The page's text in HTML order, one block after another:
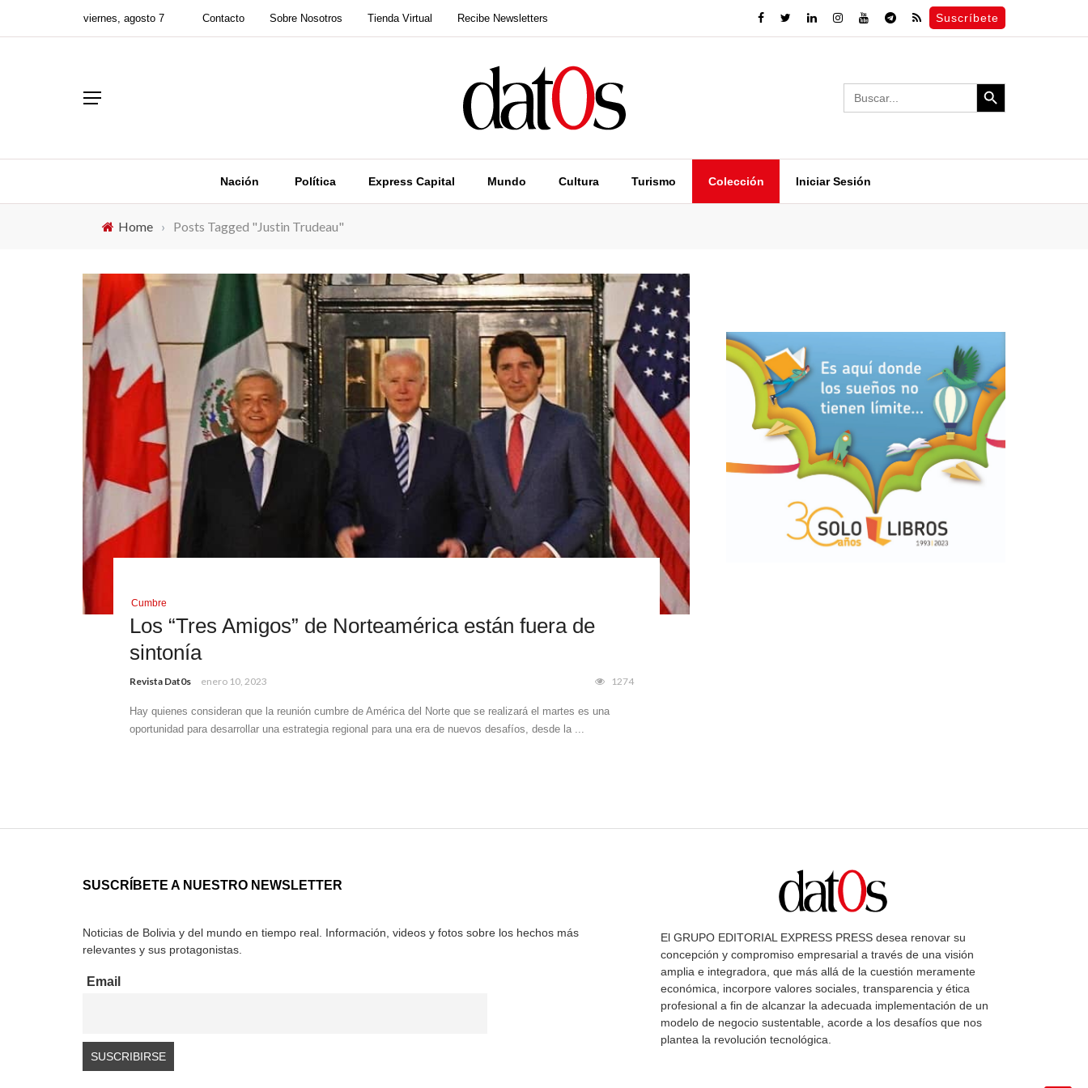
viernes, agosto 7 Contacto Sobre Nosotros Tienda Virtual Recibe Newsletters Suscríbete
Search
for:
Search Button
Nación Política Express Capital Mundo Cultura Turismo Colección Iniciar Sesión
Home › Posts Tagged "Justin Trudeau"
Cumbre
Los “Tres Amigos” de Norteamérica están fuera de
sintonía
Revista Dat0s enero 10, 2023 1274
Hay quienes consideran que la reunión cumbre de América del Norte que se realizará el martes es una
oportunidad para desarrollar una estrategia regional para una era de nuevos desafíos, desde la ...
SUSCRÍBETE A NUESTRO NEWSLETTER
Noticias de Bolivia y del mundo en tiempo real. Información, videos y fotos sobre los hechos más
relevantes y sus protagonistas.
Email
El GRUPO EDITORIAL EXPRESS PRESS desea renovar su
concepción y compromiso empresarial a través de una visión
amplia e integradora, que más allá de la cuestión meramente
económica, incorpore valores sociales, transparencia y ética
profesional a fin de alcanzar la adecuada implementación de un
modelo de negocio sustentable, acorde a los desafíos que nos
plantea la revolución tecnológica.